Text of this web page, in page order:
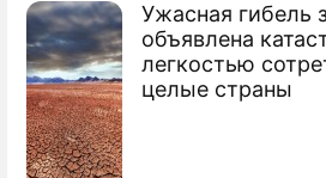
Ужасная гибель
объявлена
легкостью
целые страны
По теме
Хабенский живет с
журналисткой
Кержаков сыграет в